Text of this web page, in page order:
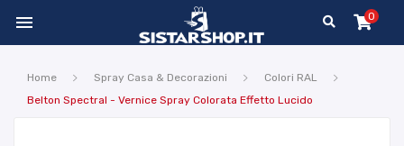
 0
Home Spray Casa & Decorazioni
Colori RAL
Belton Spectral - Vernice Spray Colorata Effetto Lucido